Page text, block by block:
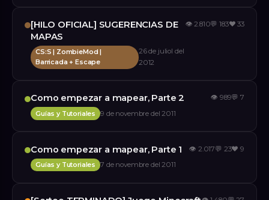
[HILO OFICIAL] SUGERENCIAS DE
MAPAS
CS:S | ZombieMod |
Barricada + Escape
26 de juliol del
2012
👁2.810💬183❤️33
Como empezar a mapear, Parte 2
Guías y Tutoriales 9 de novembre del 2011
👁 989💬7
Como empezar a mapear, Parte 1
Guías y Tutoriales 7 de novembre del 2011
👁 2.017💬 23❤️9